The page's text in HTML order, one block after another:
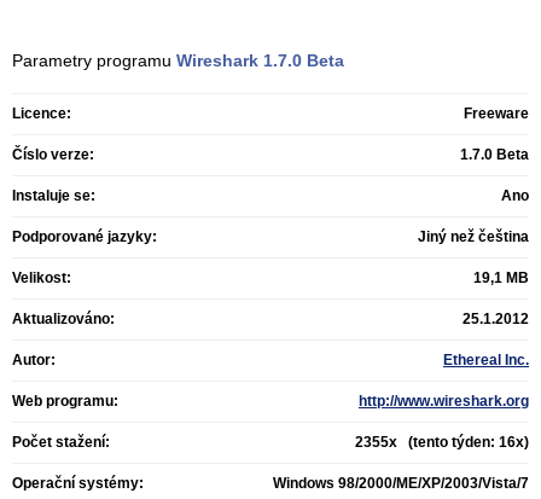
Parametry programu Wireshark 1.7.0 Beta
Licence: Freeware
Číslo verze: 1.7.0 Beta
Instaluje se: Ano
Podporované jazyky: Jiný než čeština
Velikost: 19,1 MB
Aktualizováno: 25.1.2012
Autor: Ethereal Inc.
Web programu: http://www.wireshark.org
Počet stažení: 2355x (tento týden: 16x)
Operační systémy: Windows 98/2000/ME/XP/2003/Vista/7